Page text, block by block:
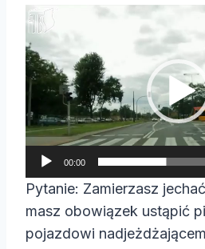
O
d
t
w
r
z
c
z
v
00:00
Pytanie: Zamierzasz
masz obowiązek ustąpić
pojazdowi